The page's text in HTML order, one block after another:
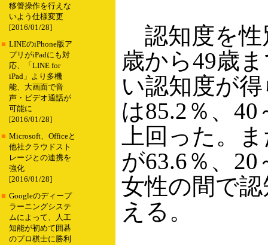
移管操作を行えな
いよう仕様変更
[2016/01/28]
■ LINEのiPhone版ア
プリがiPadにも対
応、「LINE for
iPad」より多機
能、大画面で音
声・ビデオ通話が
可能に
[2016/01/28]
■ Microsoft、Officeと
他社クラウドスト
レージとの連携を
強化
[2016/01/28]
■ Googleのディープ
ラーニングシステ
ムによって、人工
知能が初めて囲碁
のプロ棋士に勝利
認知度を性
歳から49歳
い認知度が
は85.2％、40
上回った。
が63.6％、
女性の間で
える。